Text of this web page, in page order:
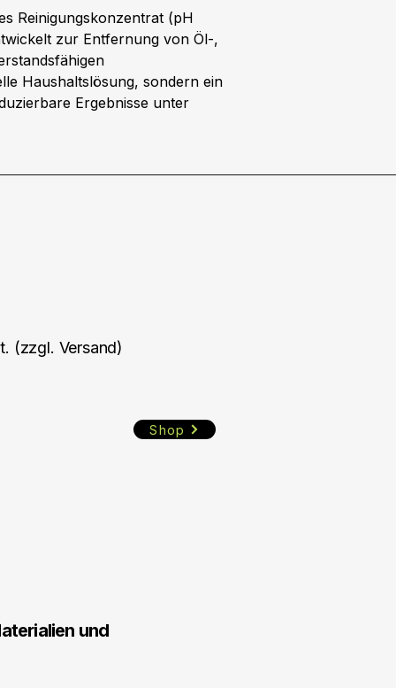
Reinigungskonzentrat (pH
zur Entfernung von Öl-,
Haushaltslösung, sondern ein
Ergebnisse unter
(zzgl. Versand)
Shop
und